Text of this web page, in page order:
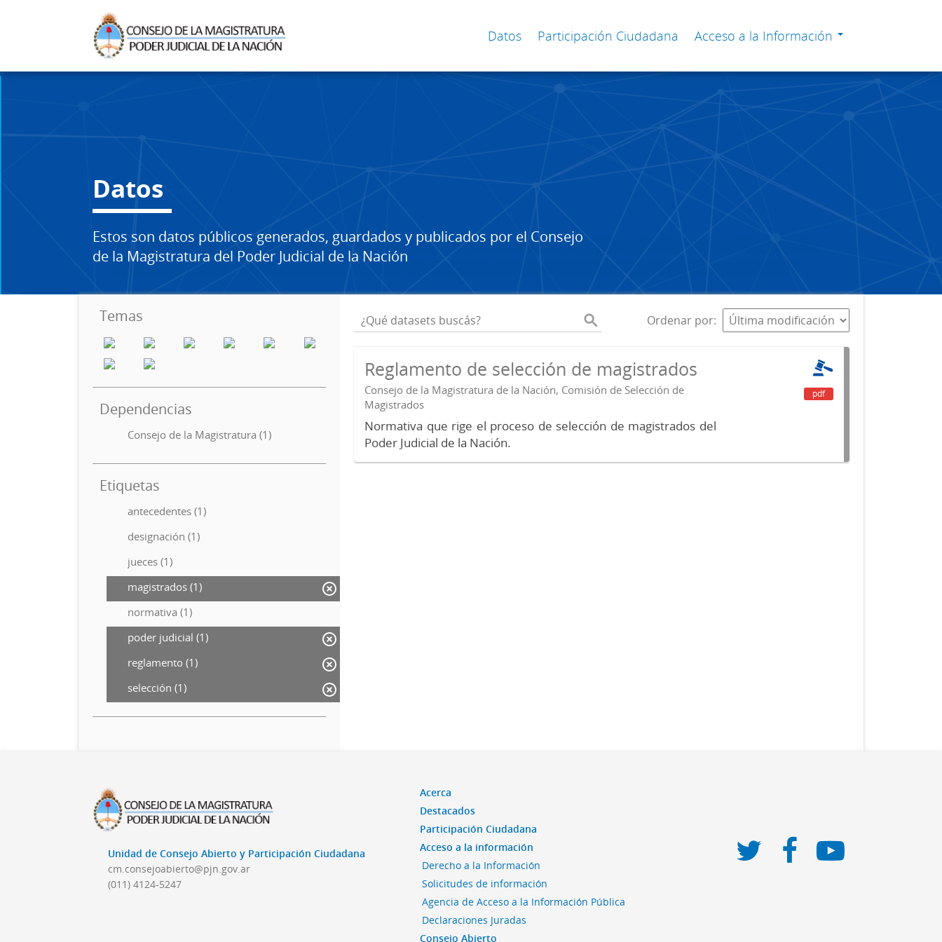
Datos Participación Ciudadana Acceso a la Información
Datos
Estos son datos públicos generados, guardados y publicados por el Consejo
de la Magistratura del Poder Judicial de la Nación
Temas
Dependencias
Consejo de la Magistratura (1)
Etiquetas
antecedentes (1)
designación (1)
jueces (1)
magistrados (1)
normativa (1)
poder judicial (1)
reglamento (1)
selección (1)
Ordenar por
Reglamento de selección de magistrados
Consejo de la Magistratura de la Nación, Comisión de Selección de
Magistrados
Normativa que rige el proceso de selección de magistrados del
Poder Judicial de la Nación.
pdf
Unidad de Consejo Abierto y Participación Ciudadana
cm.consejoabierto@pjn.gov.ar
(011) 4124-5247
Acerca
Destacados
Participación Ciudadana
Acceso a la información
Derecho a la Información
Solicitudes de información
Agencia de Acceso a la Información Pública
Declaraciones Juradas
Consejo Abierto